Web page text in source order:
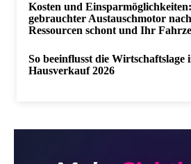
Kosten und
gebrauchter Austauschmotor
Ressourcen schont und Ihr
So beeinflusst die
Hausverkauf 2026